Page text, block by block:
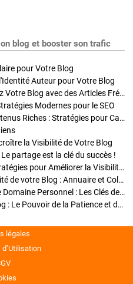
blog et booster son trafic
pour Votre Blog
Auteur pour Votre Blog
Stratégies de Publication : Boostez Votre Blog avec des Articles Fréquents et Exclusifs
Modernes pour le SEO
Enrichir Vos Articles avec des Contenus Riches : Stratégies pour Captiver et Optimiser
la Visibilité de Votre Blog
partage est la clé du succès !
Optimisation SEO des Articles : Stratégies pour Améliorer la Visibilité de Votre Blog
Stratégies pour améliorer la visibilité de votre Blog : Annuaire et Collaborations
Pourquoi Investir dans un Nom de Domaine Personnel : Les Clés de la Réussite de Votre Blog
Comment Faire Émerger Votre Blog : Le Pouvoir de la Patience et de la Persévérance
légales